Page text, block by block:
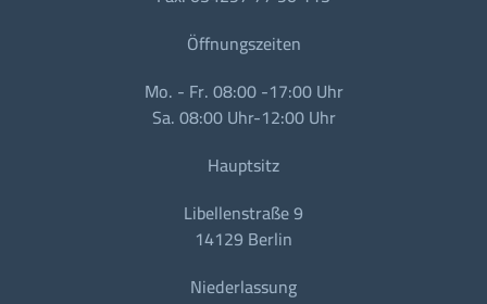
Öffnungszeiten
Mo. - Fr. 08:00 -17:00 Uhr
Sa. 08:00 Uhr-12:00 Uhr
Hauptsitz
Libellenstraße 9
14129 Berlin
Niederlassung